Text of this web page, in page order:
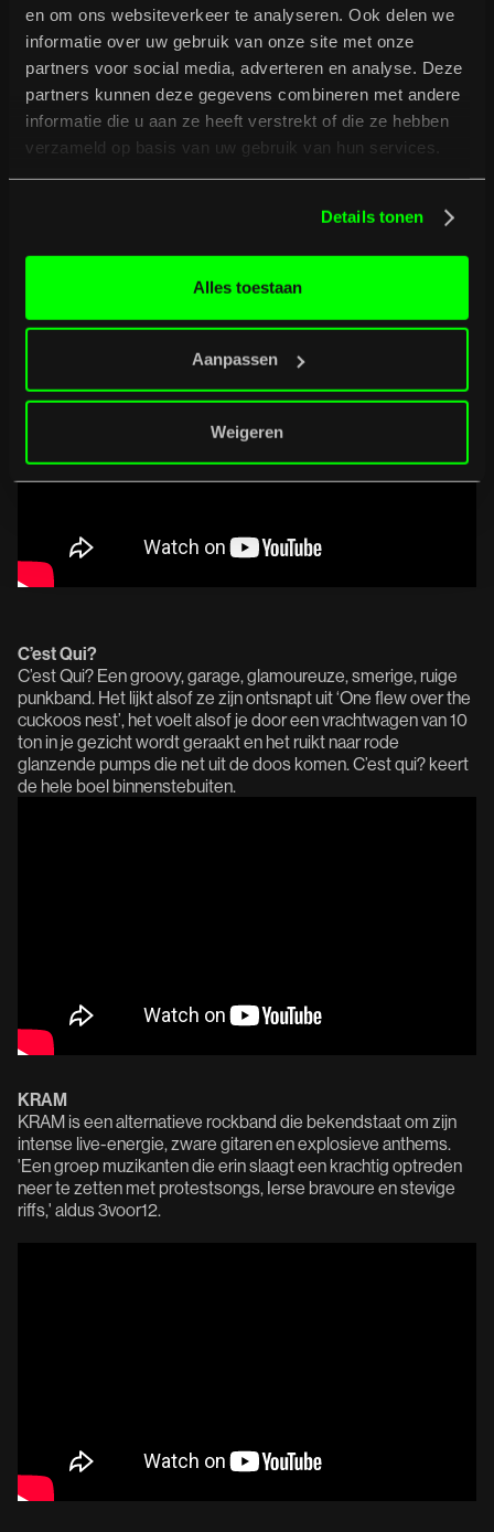
en om ons websiteverkeer te analyseren. Ook delen we
informatie over uw gebruik van onze site met onze
partners voor social media, adverteren en analyse. Deze
partners kunnen deze gegevens combineren met andere
informatie die u aan ze heeft verstrekt of die ze hebben
verzameld op basis van uw gebruik van hun services.
Details tonen
Alles toestaan
Aanpassen
Weigeren
SOAPBOX is de rebelse stem van de punkunderground van
Glasgow. Luid, onbeschaamd en fel onafhankelijk heeft de
band een reputatie opgebouwd met opwindende liveshows,
uitverkochte headline-optredens en anthems die
festivalpodia in vuur en vlam te zetten met hun niet aflatende
energie en no-nonsense punkethos.
C’est Qui?
C’est Qui? Een groovy, garage, glamoureuze, smerige, ruige
punkband. Het lijkt alsof ze zijn ontsnapt uit ‘One flew over the
cuckoos nest’, het voelt alsof je door een vrachtwagen van 10
ton in je gezicht wordt geraakt en het ruikt naar rode
glanzende pumps die net uit de doos komen. C’est qui? keert
de hele boel binnenstebuiten.
KRAM
KRAM is een alternatieve rockband die bekendstaat om zijn
intense live-energie, zware gitaren en explosieve anthems.
'Een groep muzikanten die erin slaagt een krachtig optreden
neer te zetten met protestsongs, Ierse bravoure en stevige
riffs,' aldus 3voor12.